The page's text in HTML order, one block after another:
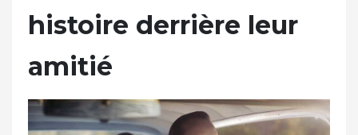
histoire derrière leur
amitié